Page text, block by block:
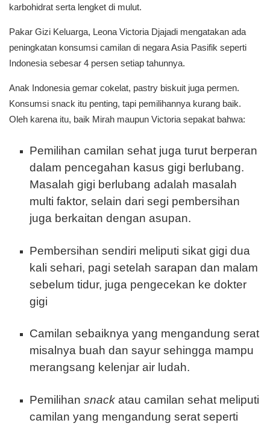
karbohidrat serta lengket di mulut.
Pakar Gizi Keluarga, Leona Victoria Djajadi mengatakan ada
peningkatan konsumsi camilan di negara Asia Pasifik seperti
Indonesia sebesar 4 persen setiap tahunnya.
Anak Indonesia gemar cokelat, pastry biskuit juga permen.
Konsumsi snack itu penting, tapi pemilihannya kurang baik.
Oleh karena itu, baik Mirah maupun Victoria sepakat bahwa:
Pemilihan camilan sehat juga turut berperan
dalam pencegahan kasus gigi berlubang.
Masalah gigi berlubang adalah masalah
multi faktor, selain dari segi pembersihan
juga berkaitan dengan asupan.
Pembersihan sendiri meliputi sikat gigi dua
kali sehari, pagi setelah sarapan dan malam
sebelum tidur, juga pengecekan ke dokter
gigi
Camilan sebaiknya yang mengandung serat
misalnya buah dan sayur sehingga mampu
merangsang kelenjar air ludah.
Pemilihansnack atau camilan sehat meliputi
camilan yang mengandung serat seperti